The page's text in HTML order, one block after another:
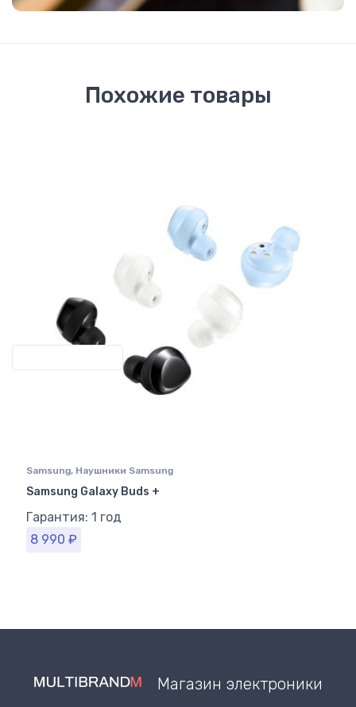
Похожие товары
Samsung, Наушники Samsung
Samsung Galaxy Buds +
Гарантия: 1 год
8 990 ₽
Магазин электроники